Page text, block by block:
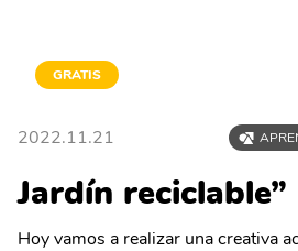
GRATIS
2022.11.21
Jardín reciclable”
Hoy vamos a realizar una creativa